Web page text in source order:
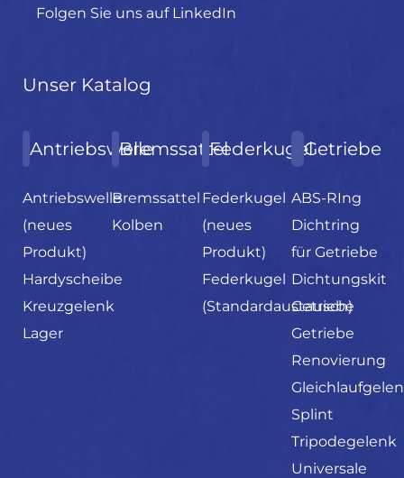
Folgen Sie uns auf LinkedIn
Unser Katalog
Antriebswelle
Antriebswelle
(neues
Produkt)
Hardyscheibe
Kreuzgelenk
Lager
Bremssattel
Bremssattel
Kolben
Federkugel
Federkugel
(neues
Produkt)
Federkugel
(Standardaustausch)
Getriebe
ABS-RIng
Dichtring
für Getriebe
Dichtungskit
Getriebe
Getriebe
Renovierung
Splint
Tripodegelenk
Universale